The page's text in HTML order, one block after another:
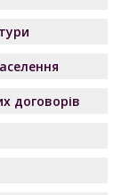
договорів